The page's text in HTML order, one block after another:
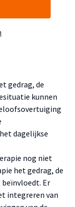
gedrag, de
kunnen
dagelijkse
nog niet
het gedrag, de
beïnvloedt. Er
integreren van